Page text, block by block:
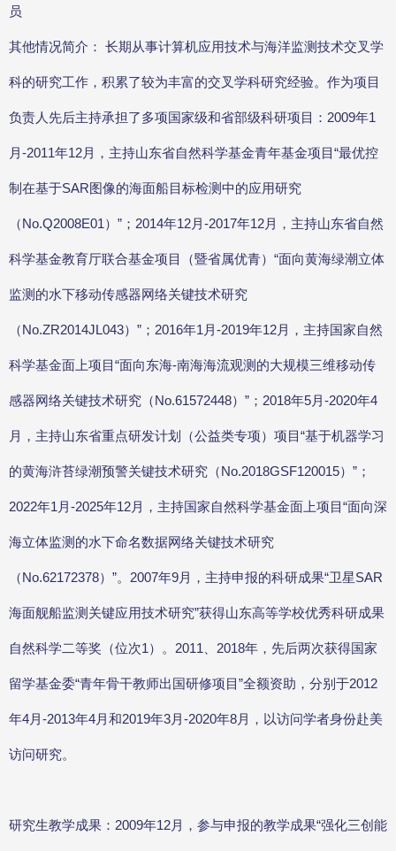
员
其他情况简介： 长期从事计算机应用技术与海洋监测技术交叉学
科的研究工作，积累了较为丰富的交叉学科研究经验。作为项目
负责人先后主持承担了多项国家级和省部级科研项目：2009年1
月-2011年12月，主持山东省自然科学基金青年基金项目“最优控
制在基于SAR图像的海面船目标检测中的应用研究
（No.Q2008E01）”；2014年12月-2017年12月，主持山东省自然
科学基金教育厅联合基金项目（暨省属优青）“面向黄海绿潮立体
监测的水下移动传感器网络关键技术研究
（No.ZR2014JL043）”；2016年1月-2019年12月，主持国家自然
科学基金面上项目“面向东海-南海海流观测的大规模三维移动传
感器网络关键技术研究（No.61572448）”；2018年5月-2020年4
月，主持山东省重点研发计划（公益类专项）项目“基于机器学习
的黄海浒苔绿潮预警关键技术研究（No.2018GSF120015）”；
2022年1月-2025年12月，主持国家自然科学基金面上项目“面向深
海立体监测的水下命名数据网络关键技术研究
（No.62172378）”。2007年9月，主持申报的科研成果“卫星SAR
海面舰船监测关键应用技术研究”获得山东高等学校优秀科研成果
自然科学二等奖（位次1）。2011、2018年，先后两次获得国家
留学基金委“青年骨干教师出国研修项目”全额资助，分别于2012
年4月-2013年4月和2019年3月-2020年8月，以访问学者身份赴美
访问研究。
研究生教学成果：2009年12月，参与申报的教学成果“强化三创能